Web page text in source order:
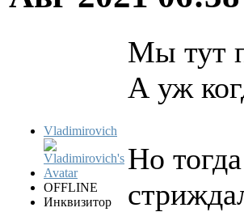
Vladimirovich
OFFLINE
Инквизитор
Мы тут
А уж
Но